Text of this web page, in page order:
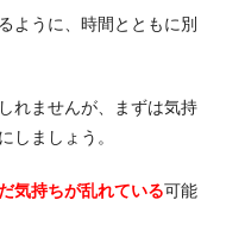
ように、時間とともに別
れませんが、まずは気持
しましょう。
気持ちが乱れている可能